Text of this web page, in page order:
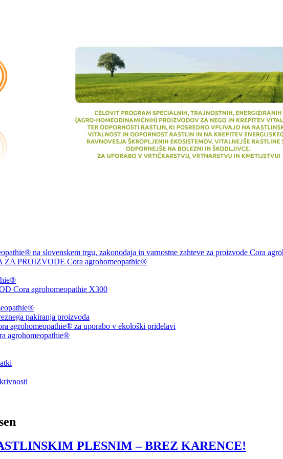
na slovenskem trgu, zakonodaja in varnostne zahteve za proizvode Cora
PROIZVODE Cora agrohomeopathie®
Cora agrohomeopathie X300
pakiranja proizvoda
agrohomeopathie® za uporabo v ekološki pridelavi
agrohomeopathie®
PLESNIM – BREZ KARENCE!